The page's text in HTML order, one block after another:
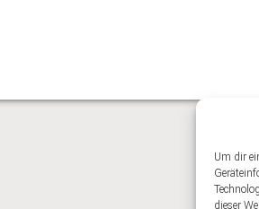
Um dir
dieser